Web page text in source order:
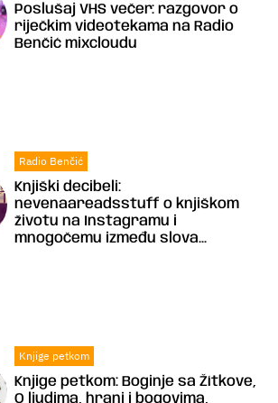
Poslušaj VHS večer: razgovor o
riječkim videotekama na Radio
Benčić mixcloudu
Radio Benčić
Knjiški decibeli:
nevenaareadsstuff o knjiškom
životu na Instagramu i
mnogočemu između slova...
Knjige petkom
Knjige petkom: Boginje sa Žítkove,
O ljudima, hrani i bogovima,